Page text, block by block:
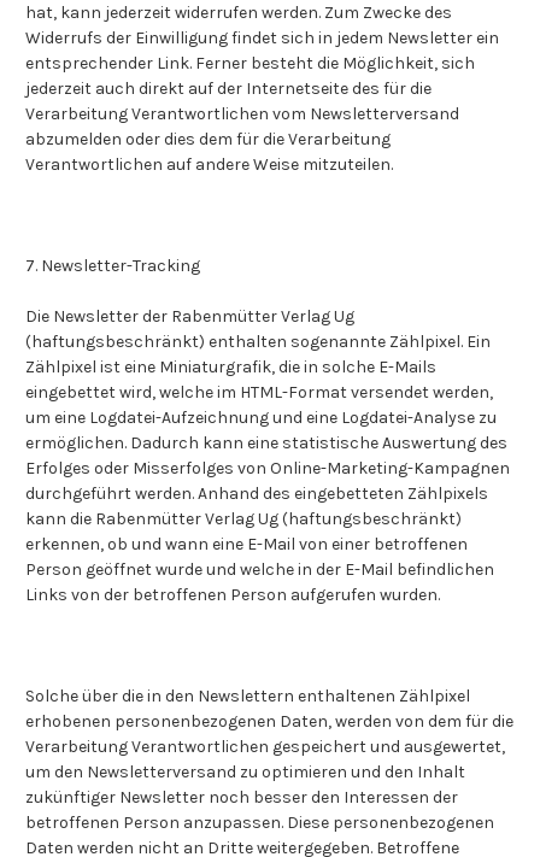
hat, kann jederzeit widerrufen werden. Zum Zwecke des
Widerrufs der Einwilligung findet sich in jedem Newsletter ein
entsprechender Link. Ferner besteht die Möglichkeit, sich
jederzeit auch direkt auf der Internetseite des für die
Verarbeitung Verantwortlichen vom Newsletterversand
abzumelden oder dies dem für die Verarbeitung
Verantwortlichen auf andere Weise mitzuteilen.
7. Newsletter-Tracking
Die Newsletter der Rabenmütter Verlag Ug
(haftungsbeschränkt) enthalten sogenannte Zählpixel. Ein
Zählpixel ist eine Miniaturgrafik, die in solche E-Mails
eingebettet wird, welche im HTML-Format versendet werden,
um eine Logdatei-Aufzeichnung und eine Logdatei-Analyse zu
ermöglichen. Dadurch kann eine statistische Auswertung des
Erfolges oder Misserfolges von Online-Marketing-Kampagnen
durchgeführt werden. Anhand des eingebetteten Zählpixels
kann die Rabenmütter Verlag Ug (haftungsbeschränkt)
erkennen, ob und wann eine E-Mail von einer betroffenen
Person geöffnet wurde und welche in der E-Mail befindlichen
Links von der betroffenen Person aufgerufen wurden.
Solche über die in den Newslettern enthaltenen Zählpixel
erhobenen personenbezogenen Daten, werden von dem für die
Verarbeitung Verantwortlichen gespeichert und ausgewertet,
um den Newsletterversand zu optimieren und den Inhalt
zukünftiger Newsletter noch besser den Interessen der
betroffenen Person anzupassen. Diese personenbezogenen
Daten werden nicht an Dritte weitergegeben. Betroffene